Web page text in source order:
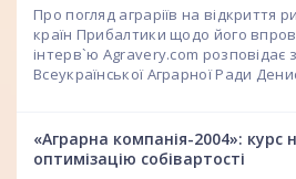
Про погляд аграріїв на відкриття
країн Прибалтики щодо його
інтерв`ю Agravery.com розповідає
Всеукраїнської Аграрної Ради
«Аграрна компанія-2004»: курс
оптимізацію собівартості